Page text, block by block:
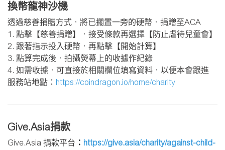
換幣龍神沙機
透過慈善捐贈方式，將已擱置一旁的硬幣，捐贈至ACA
1. 點擊【慈善捐贈】，接受條款再選擇【防止虐待兒童會】
2. 跟著指示投入硬幣，再點擊【開始計算】
3. 點算完成後，拍攝熒幕上的收據作紀錄
4. 如需收據，可直接於相關欄位填寫資料，以便本會跟進
服務站地點： https://coindragon.io/home/charity
Give.Asia捐款
Give.Asia 捐款平台 ： https://give.asia/charity/against-child-